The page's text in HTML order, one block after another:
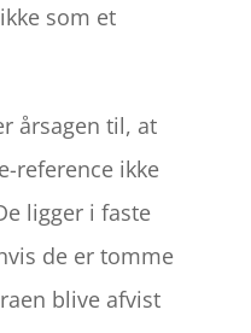
som et
årsagen til, at
reference ikke
ligger i faste
de er tomme
blive afvist